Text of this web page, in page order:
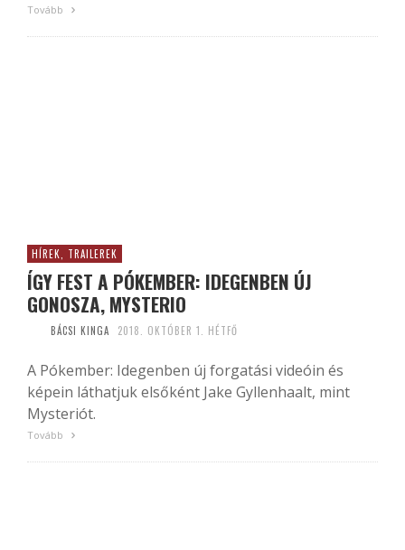
Tovább
HÍREK, TRAILEREK
ÍGY FEST A PÓKEMBER: IDEGENBEN ÚJ
GONOSZA, MYSTERIO
BÁCSI KINGA 2018. OKTÓBER 1. HÉTFŐ
A Pókember: Idegenben új forgatási videóin és
képein láthatjuk elsőként Jake Gyllenhaalt, mint
Mysteriót.
Tovább